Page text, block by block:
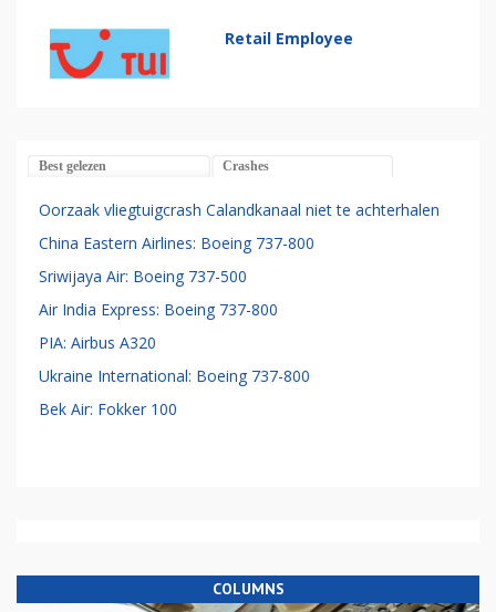
Retail Employee
Best gelezen Crashes
Oorzaak vliegtuigcrash Calandkanaal niet te achterhalen
China Eastern Airlines: Boeing 737-800
Sriwijaya Air: Boeing 737-500
Air India Express: Boeing 737-800
PIA: Airbus A320
Ukraine International: Boeing 737-800
Bek Air: Fokker 100
COLUMNS